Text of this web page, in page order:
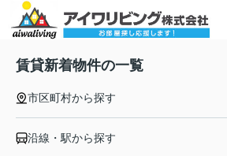
賃貸新着物件の一覧
市区町村から探す
沿線・駅から探す